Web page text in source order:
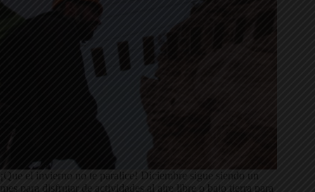
¡Que el invierno no te paralice! Diciembre sigue siendo un
mes para disfrutar de actividades al aire libre o bajo tierra para